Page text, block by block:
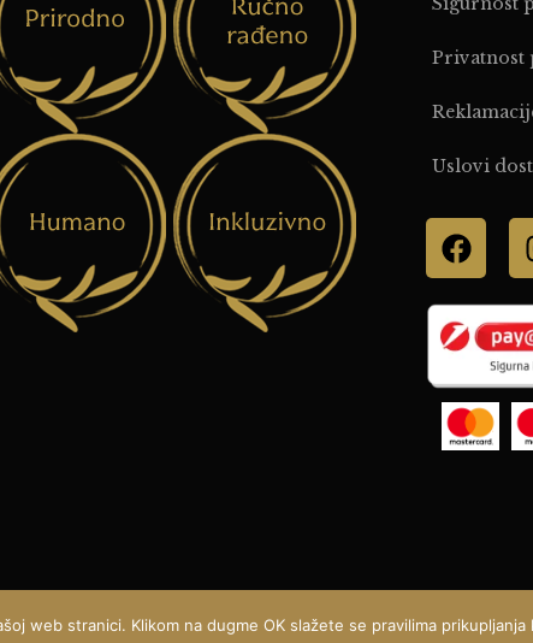
Privatnost
Uslovi
web stranici. Klikom na dugme OK slažete se pravilima prikupljanja